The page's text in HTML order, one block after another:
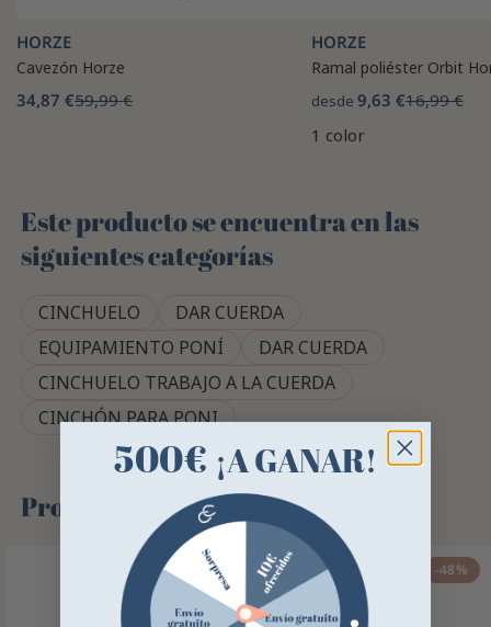
HORZE
Cavezón Horze
34,87 €59,99 €
HORZE
Ramal poliéster Orbit
desde 9,63 €16,99 €
1 color
Este producto se encuentra en las
siguientes categorías
CINCHUELO
DAR CUERDA
EQUIPAMIENTO PONÍ
DAR CUERDA
CINCHUELO TRABAJO A LA CUERDA
CINCHÓN PARA PONI
Productos similares
-48%
500€ ¡A GANAR!